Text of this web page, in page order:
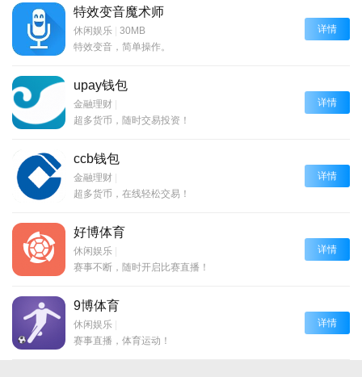
特效变音魔术师
休闲娱乐 | 30MB
特效变音，简单操作。
详情
upay钱包
金融理财 |
超多货币，随时交易投资！
详情
ccb钱包
金融理财 |
超多货币，在线轻松交易！
详情
好博体育
休闲娱乐 |
赛事不断，随时开启比赛直播！
详情
9博体育
休闲娱乐 |
赛事直播，体育运动！
详情